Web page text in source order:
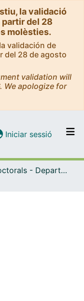
la validació
del 28
molèsties.
validación de
del 28 de agosto
validation will
We apologize for
tot el DD
Iniciar sessió (current)
Tesis Doctorals - Departament - Medicina